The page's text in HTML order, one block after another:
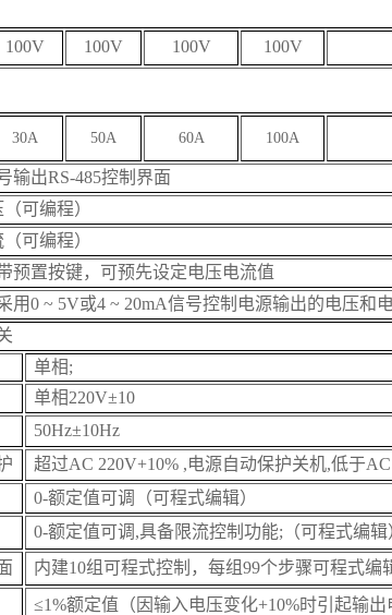
100V 100V 100V 100V
30A 50A 60A 100A
输出RS-485控制界面
（可编程）
（可编程）
预置按键，可预先设定电压电流值
用0 ~ 5V或4 ~ 20mA信号控制电源输出的电压和电
单相;
单相220V±10
50Hz±10Hz
超过AC 220V+10% ,电源自动保护关机,低于
0-额定值可调 （可程式编辑）
0-额定值可调,具备限流控制功能; （可程式编辑
内建10组可程式控制，每组99个步骤可程式编
≤1%额定值（因输入电压变化+10%时引起输出